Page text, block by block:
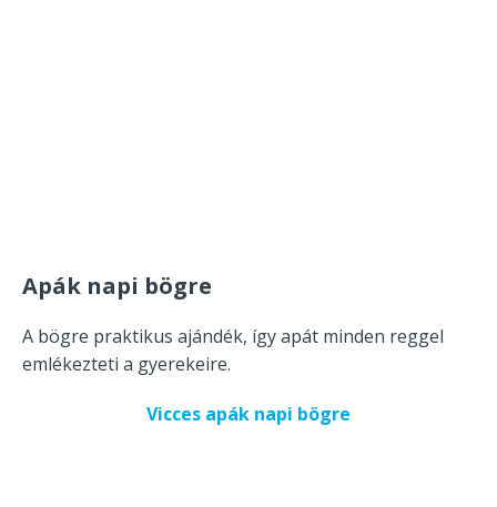
Apák napi bögre
A bögre praktikus ajándék, így apát minden reggel
emlékezteti a gyerekeire.
Vicces apák napi bögre